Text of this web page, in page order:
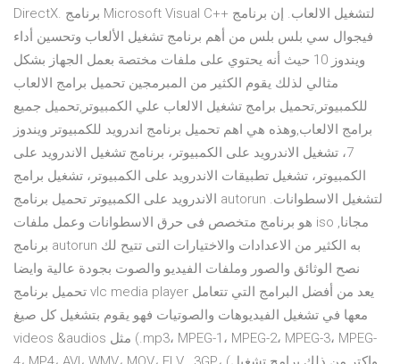
DirectX. برنامج Microsoft Visual C++ لتشغيل الالعاب. إن برنامج
فيجوال سي بلس بلس من أهم برنامج تشغيل الألعاب وتحسين أداء
ويندوز 10 حيث أنه يحتوي على ملفات مختصة بعمل الجهاز بشكل
مثالي لذلك يقوم الكثير من المبرمجين تحميل برامج الالعاب
للكمبيوتر,تحميل برامج تشغيل الالعاب علي الكمبيوتر,تحميل جميع
برامج الالعاب,وهذه هي اهم تحميل برنامج اندرويد للكمبيوتر ويندوز
7، تشغيل الاندرويد على الكمبيوتر، برنامج تشغيل الاندرويد على
الكمبيوتر، تشغيل تطبيقات الاندرويد على الكمبيوتر، تشغيل برامج
الاندرويد على الكمبيوتر تحميل برنامج autorun لتشغيل الاسطوانات.
هو برنامج متخصص فى حرق الاسطوانات وعمل ملفات iso مجانا,
برنامج autorun به الكثير من الاعدادات والاختيارات التى تتيح لك
نصح الوثائق والصور وملفات الفيديو والصوت بجودة عالية وايضا
تحميل برنامج vlc media player يعد من أفضل البرامج التي تتعامل
معها في تشغيل الفيديوهات والصوتيات فهو يقوم بتشغيل كل صيغ
videos &audios مثل (.mp3، MPEG-1، MPEG-2، MPEG-3، MPEG-